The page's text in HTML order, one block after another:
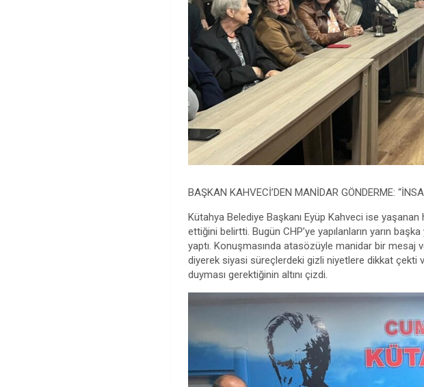
BAŞKAN KAHVECİ’DEN MANİDAR GÖNDERME:
Kütahya Belediye Başkanı Eyüp Kahveci ise
ettiğini belirtti. Bugün CHP’ye yapılanların yarın
yaptı. Konuşmasında atasözüyle manidar bir mesaj
diyerek siyasi süreçlerdeki gizli niyetlere dikkat çekti
duyması gerektiğinin altını çizdi.